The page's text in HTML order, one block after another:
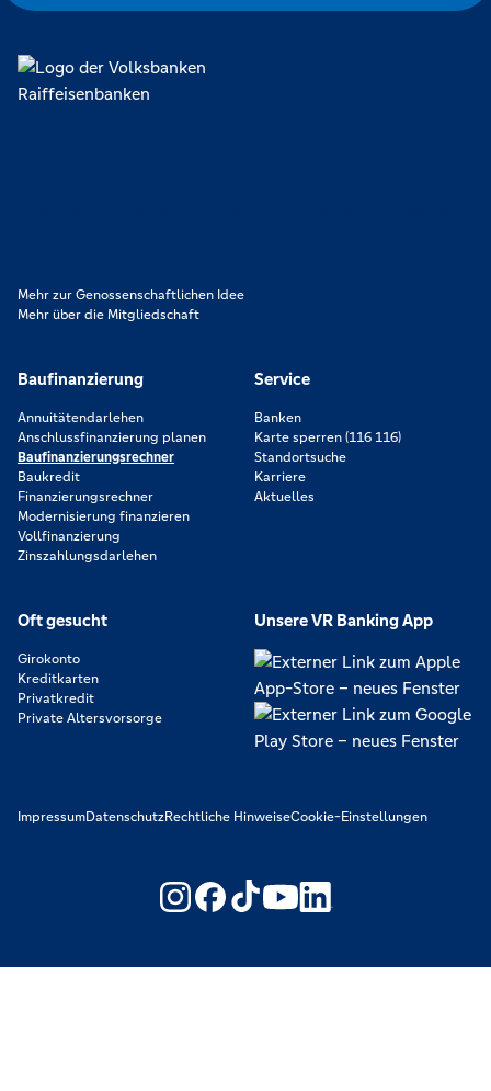
Mehr zur Genossenschaftlichen Idee
Mehr über die Mitgliedschaft
Baufinanzierung
Annuitätendarlehen
Anschlussfinanzierung planen
Baufinanzierungsrechner
Baukredit
Finanzierungsrechner
Modernisierung finanzieren
Vollfinanzierung
Zinszahlungsdarlehen
Service
Banken
Karte sperren (116 116)
Standortsuche
Karriere
Aktuelles
Oft gesucht
Girokonto
Kreditkarten
Privatkredit
Private Altersvorsorge
Unsere VR Banking App
ImpressumDatenschutzRechtliche HinweiseCookie-Einstellungen
https://www.youtube.com/
https://